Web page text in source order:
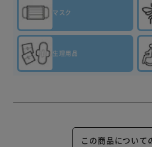
マスク
生理用品
この商品について